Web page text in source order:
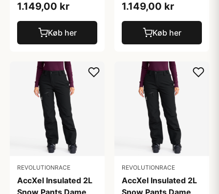
1.149,00 kr
Køb her
1.149,00 kr
Køb her
REVOLUTIONRACE
AccXel Insulated 2L
REVOLUTIONRACE
AccXel Insulated 2L